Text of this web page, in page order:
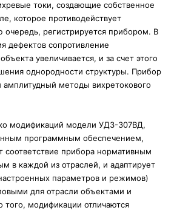
токи, создающие собственное
которое противодействует
очередь, регистрируется прибором. В
дефектов сопротивление
увеличивается, и за счет этого
однородности структуры. Прибор
амплитудный методы вихретокового
модификаций модели УД3-307ВД,
программным обеспечением,
соответствие прибора нормативным
в каждой из отраслей, и адаптирует
параметров и режимов)
для отрасли объектами и
модификации отличаются